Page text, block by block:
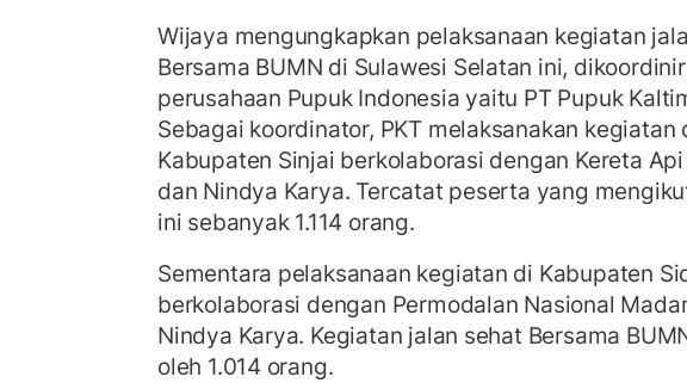
Wijaya mengungkapkan pelaksanaan kegiatan
Bersama BUMN di Sulawesi Selatan ini,
perusahaan Pupuk Indonesia yaitu PT Pupuk
Sebagai koordinator, PKT melaksanakan kegiatan
Kabupaten Sinjai berkolaborasi dengan Kereta
dan Nindya Karya. Tercatat peserta yang
ini sebanyak 1.114 orang.
Sementara pelaksanaan kegiatan di Kabupaten
berkolaborasi dengan Permodalan Nasional
Nindya Karya. Kegiatan jalan sehat Bersama
oleh 1.014 orang.